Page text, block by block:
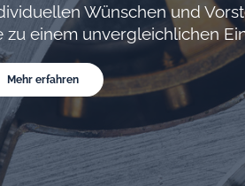
Wünschen und
zu einem unvergleichlichen
Mehr erfahren